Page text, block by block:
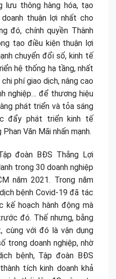
thông hàng hóa, tạo
thuận lợi nhất cho
đó, chính quyền Thành
tạo điều kiện thuận lợi
chuyển đổi số, kinh tế
hệ thống hạ tầng, nhất
phí giao dịch, nâng cao
nghiệp… để thương hiệu
phát triển và tỏa sáng
đẩy phát triển kinh tế
Văn Mãi nhấn mạnh.
đoàn BĐS Thắng Lợi
trong 30 doanh nghiệp
năm 2021. Trong năm
bệnh Covid-19 đã tác
kế hoạch hành động mà
đó. Thế nhưng, bằng
cùng với đó là vận dụng
trong doanh nghiệp, nhờ
bệnh, Tập đoàn BĐS
tích kinh doanh khả